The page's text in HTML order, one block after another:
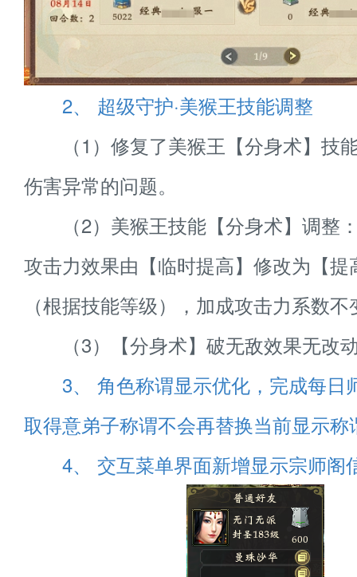
2、 超级守护·美猴王技能调整
（1）修复了美猴王【分身术】技
伤害异常的问题。
（2）美猴王技能【分身术】调整
攻击力效果由【临时提高】修改为【提
（根据技能等级），加成攻击力系数不
（3）【分身术】破无敌效果无改
3、 角色称谓显示优化，完成每日
取得意弟子称谓不会再替换当前显示称
4、 交互菜单界面新增显示宗师阁